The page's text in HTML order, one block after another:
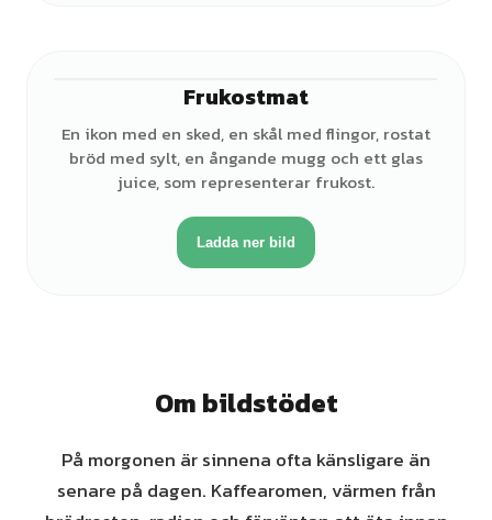
Frukostmat
En ikon med en sked, en skål med flingor, rostat
bröd med sylt, en ångande mugg och ett glas
juice, som representerar frukost.
Ladda ner bild
Om bildstödet
På morgonen är sinnena ofta känsligare än
senare på dagen. Kaffearomen, värmen från